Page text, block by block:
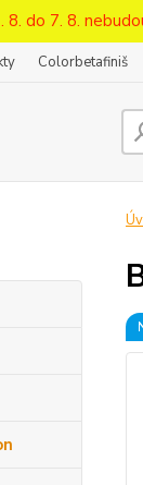
8. do 7. 8.
Colorbetafiniš